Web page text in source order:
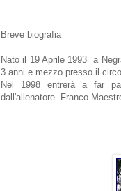
Breve biografia
Nato il 19 Aprile 1993 a
3 anni e mezzo presso il
Nel 1998 entrerà a far
dall'allenatore Franco